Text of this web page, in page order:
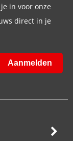
in voor onze
direct in je